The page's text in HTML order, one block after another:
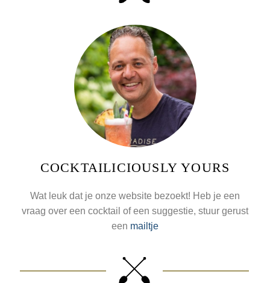
COCKTAILICIOUSLY YOURS
Wat leuk dat je onze website bezoekt! Heb je een
vraag over een cocktail of een suggestie, stuur gerust
een mailtje